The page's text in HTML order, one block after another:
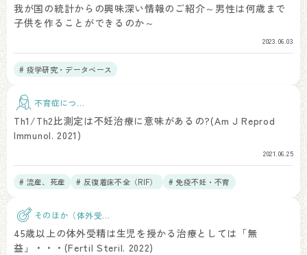
我が国の統計からの興味深い情報のご紹介～男性は何歳まで
子供を作ることができるのか～
2023.06.03
# 疫学研究・データベース
不育症につい
Th1/Th2比測定は不妊治療に意味があるの?(Am J Reprod
Immunol. 2021)
2021.06.25
# 流産、死産 # 反復着床不全（RIF） # 免疫不妊・不育
そのほか（体外受
45歳以上の体外受精は生児を授かる治療としては「無
益」・・・(Fertil Steril. 2022)